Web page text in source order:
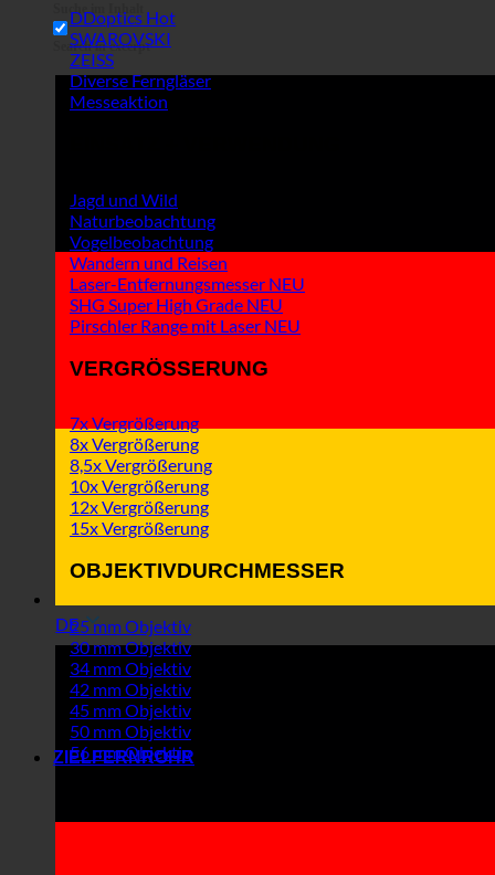
Suche im Inhalt
Search in excerpt
DE
DDoptics
SWAROVSKI
ZEISS
Diverse Ferngläser
Messeaktion
Jagd und Wild
Naturbeobachtung
Vogelbeobachtung
Wandern und Reisen
Laser-Entfernungsmesser
SHG Super High Grade
Pirschler Range mit Laser
VERGRÖSSERUNG
7x Vergrößerung
8x Vergrößerung
8,5x Vergrößerung
10x Vergrößerung
12x Vergrößerung
15x Vergrößerung
OBJEKTIVDURCHMESSER
25 mm Objektiv
30 mm Objektiv
34 mm Objektiv
42 mm Objektiv
45 mm Objektiv
50 mm Objektiv
56 mm Objektiv
ZIELFERNROHR